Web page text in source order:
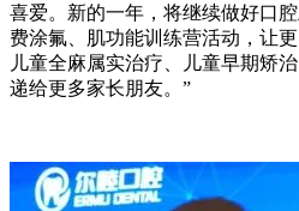
喜爱。新的一年，将继续做好口
费涂氟、肌功能训练营活动，让
儿童全麻属实治疗、儿童早期矫
递给更多家长朋友。”